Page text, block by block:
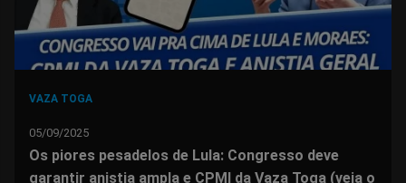
VAZA TOGA
05/09/2025
Os piores pesadelos de Lula: Congresso deve
garantir anistia ampla e CPMI da Vaza Toga (veja o